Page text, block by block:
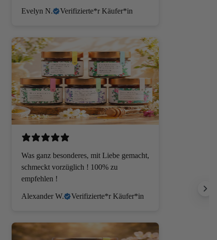
Evelyn N. Verifizierte*r Käufer*in
Was ganz besonderes, mit Liebe gemacht,
schmeckt vorzüglich ! 100% zu
empfehlen !
Alexander W. Verifizierte*r Käufer*in